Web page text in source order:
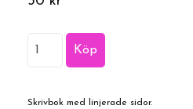
Skrivbok med linjerade sidor.